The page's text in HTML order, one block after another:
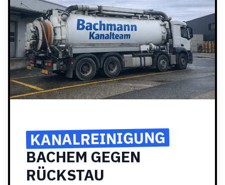
KANALREINIGUNG
BACHEM GEGEN
RÜCKSTAU